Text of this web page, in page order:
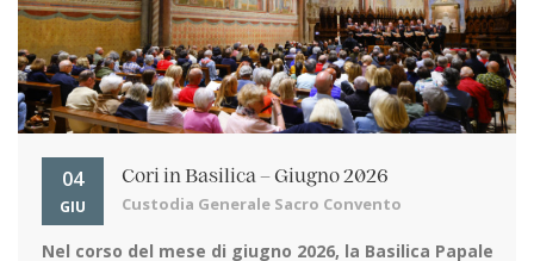
04
GIU
Cori in Basilica – Giugno 2026
Custodia Generale Sacro Convento
Nel corso del mese di giugno 2026, la Basilica Papale